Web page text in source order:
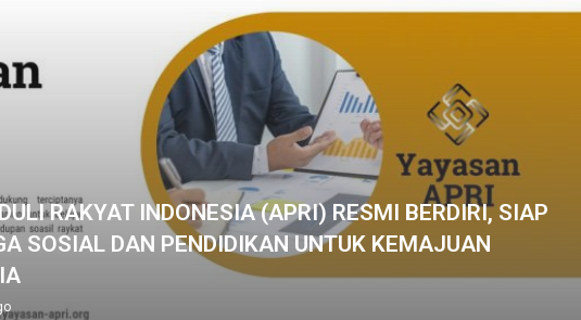
RAKYAT INDONESIA (APRI) RESMI BERDIRI, SIAP
SOSIAL DAN PENDIDIKAN UNTUK KEMAJUAN